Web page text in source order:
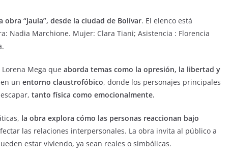
obra “Jaula”, desde la ciudad de Bolívar. El elenco está
Nadia Marchione. Mujer: Clara Tiani; Asistencia : Florencia
Mega que aborda temas como la opresión, la libertad y
un entorno claustrofóbico, donde los personajes principales
tanto física como emocionalmente.
la obra explora cómo las personas reaccionan bajo
las relaciones interpersonales. La obra invita al público a
estar viviendo, ya sean reales o simbólicas.